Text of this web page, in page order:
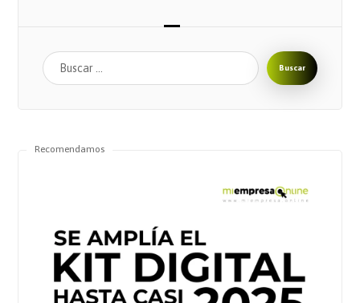
Buscar
Recomendamos